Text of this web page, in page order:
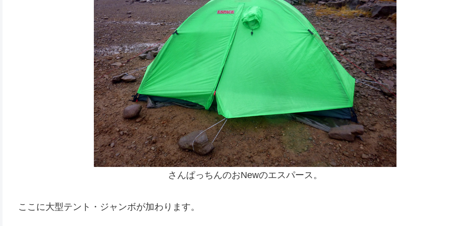
さんぱっちんのおNewのエスパース。
ここに大型テント・ジャンボが加わります。